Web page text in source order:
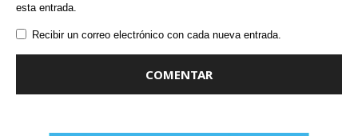
esta entrada.
Recibir un correo electrónico con cada nueva entrada.